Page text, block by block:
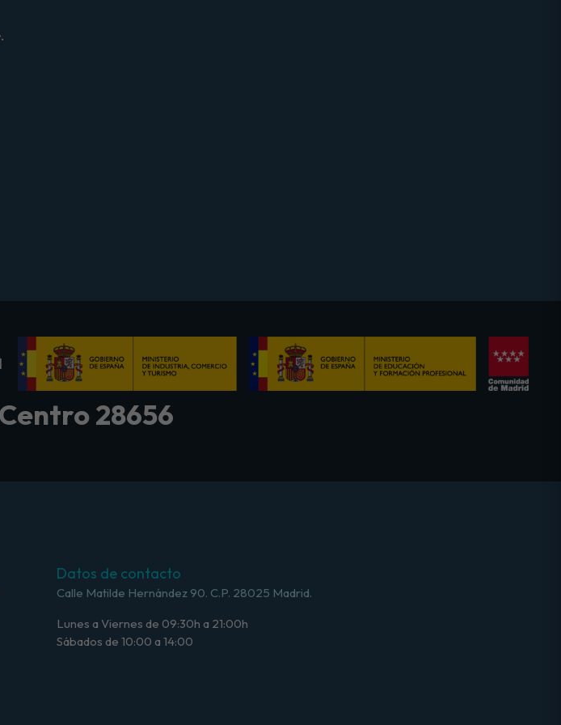
28656
Datos de contacto
Calle Matilde Hernández 90. C.P. 28025 Madrid.
Lunes a Viernes de 09:30h a 21:00h
Sábados de 10:00 a 14:00